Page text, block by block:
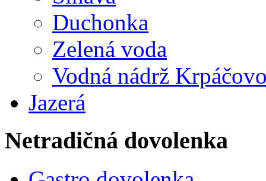
Duchonka
Zelená voda
Vodná nádrž
Jazerá
Netradičná dovolenka